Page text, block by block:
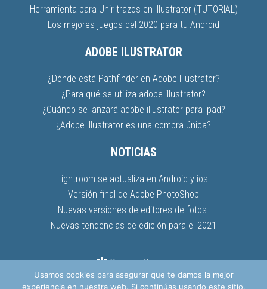
Herramienta para Unir trazos en Illustrator (TUTORIAL)
Los mejores juegos del 2020 para tu Android
ADOBE ILUSTRATOR
¿Dónde está Pathfinder en Adobe Illustrator?
¿Para qué se utiliza adobe illustrator?
¿Cuándo se lanzará adobe illustrator para ipad?
¿Adobe Illustrator es una compra única?
NOTICIAS
Lightroom se actualiza en Android y ios.
Versión final de Adobe PhotoShop
Nuevas versiones de editores de fotos.
Nuevas tendencias de edición para el 2021
Quienes Somos
Políticas de Cookies
Contacto
Usamos cookies para asegurar que te damos la mejor
experiencia en nuestra web. Si continúas usando este sitio,